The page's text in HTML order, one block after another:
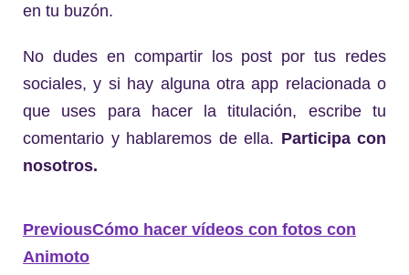
en tu buzón.
No dudes en compartir los post por tus redes
sociales, y si hay alguna otra app relacionada o
que uses para hacer la titulación, escribe tu
comentario y hablaremos de ella. Participa con
nosotros.
PreviousCómo hacer vídeos con fotos con
Animoto